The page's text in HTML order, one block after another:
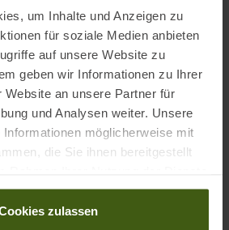
um Inhalte und Anzeigen zu
für soziale Medien anbieten
auf unsere Website zu
geben wir Informationen zu Ihrer
Website an unsere Partner für
und Analysen weiter. Unsere
möglicherweise mit
die Sie ihnen bereitgestellt
zulassen
ZUMPRODUKT